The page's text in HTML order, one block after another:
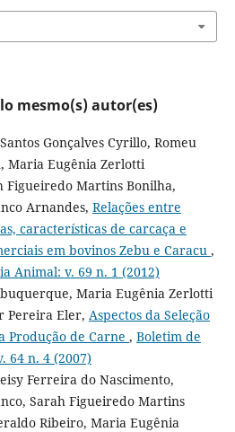
mesmo(s) autor(es)
Gonçalves Cyrillo, Romeu
Maria Eugênia Zerlotti
Figueiredo Martins Bonilha,
Arnandes, Relações entre
características de carcaça e
em bovinos Zebu e Caracu ,
Animal: v. 69 n. 1 (2012)
Maria Eugênia Zerlotti
Pereira Eler, Aspectos da Seleção
Produção de Carne , Boletim de
64 n. 4 (2007)
Ferreira do Nascimento,
Sarah Figueiredo Martins
Ribeiro, Maria Eugênia